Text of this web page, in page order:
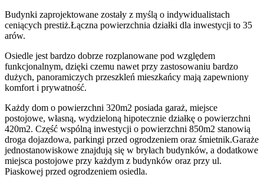
Budynki zaprojektowane zostały z myślą o indywidualistach
ceniących prestiż.Łączna powierzchnia działki dla inwestycji to 35
arów.
Osiedle jest bardzo dobrze rozplanowane pod względem
funkcjonalnym, dzięki czemu nawet przy zastosowaniu bardzo
dużych, panoramiczych przeszkleń mieszkańcy mają zapewniony
komfort i prywatność.
Każdy dom o powierzchni 320m2 posiada garaż, miejsce
postojowe, własną, wydzieloną hipotecznie działkę o powierzchni
420m2. Część wspólną inwestycji o powierzchni 850m2 stanowią
droga dojazdowa, parkingi przed ogrodzeniem oraz śmietnik.Garaże
jednostanowiskowe znajdują się w bryłach budynków, a dodatkowe
miejsca postojowe przy każdym z budynków oraz przy ul.
Piaskowej przed ogrodzeniem osiedla.